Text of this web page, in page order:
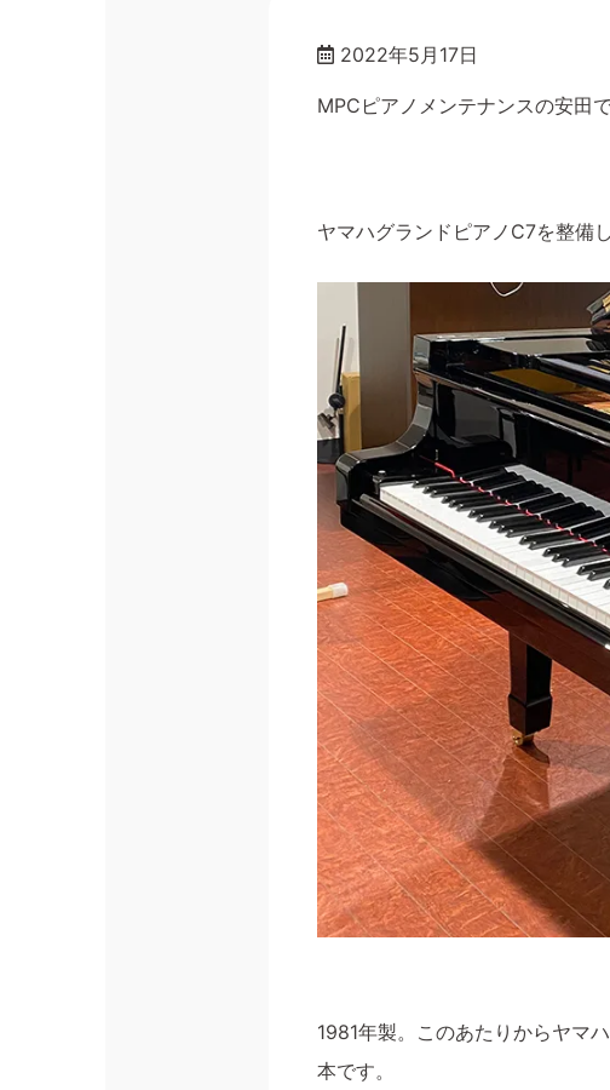
2022年5月17日
MPCピアノメンテナンスの安田で
ヤマハグランドピアノC7を整備し
1981年製。このあたりからヤマ
本です。